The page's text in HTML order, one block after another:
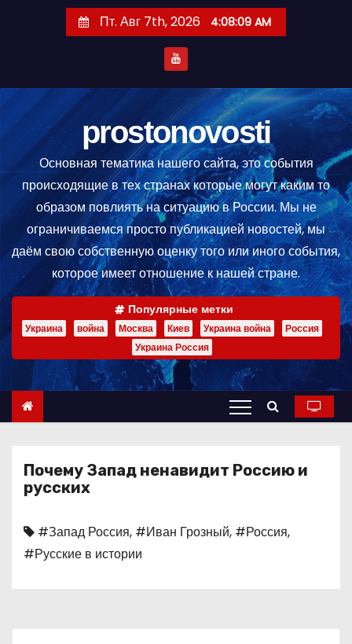
е
р
ж
м
Пт. Авг 7th, 2026 4:08:10 AM
prostonovosti
Основная тематика нашего сайта, это события
происходящие в тех странах которые могут каким то
образом повлиять на ситуацию в России. Мы не
ограничиваемся просто публикацией новостей, мы
даём свою собственную оценку того или иного события,
которое имеет отношение к нашей стране.
Популярные метки
Украина война Москва Киев Украина война
Россия
Украина Россия
Почему Запад ненавидит Россию и
русских
#Запад Россия, #Иван Грозный, #Россия,
#Русские в истории